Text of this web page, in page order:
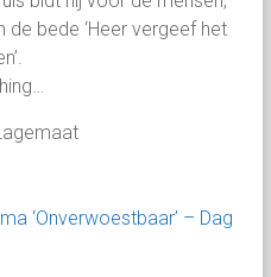
bede ‘Heer vergeef het
‘Onverwoestbaar’ – Dag